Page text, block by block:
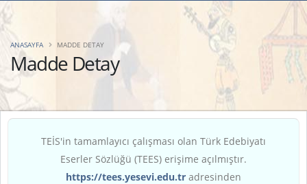
Madde Detay
ANASAYFA MADDE DETAY
TEİS'in tamamlayıcı çalışması olan Türk Edebiyatı
Eserler Sözlüğü (TEES) erişime açılmıştır.
https://tees.yesevi.edu.tr adresinden